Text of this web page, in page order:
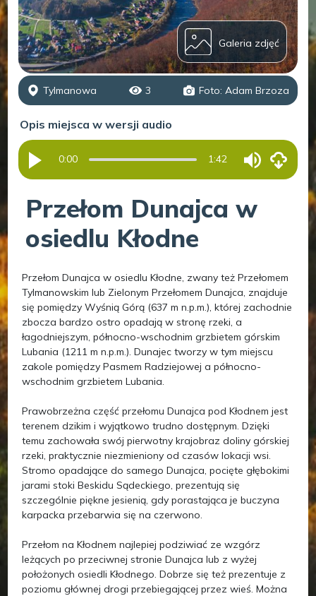
Galeria zdjęć
Tylmanowa 3 Foto: Adam Brzoza
Opis miejsca w wersji audio
0:00 1:42
Przełom Dunajca w
osiedlu Kłodne
Przełom Dunajca w osiedlu Kłodne, zwany też Przełomem
Tylmanowskim lub Zielonym Przełomem Dunajca, znajduje
się pomiędzy Wyśnią Górą (637 m n.p.m.), której zachodnie
zbocza bardzo ostro opadają w stronę rzeki, a
łagodniejszym, północno-wschodnim grzbietem górskim
Lubania (1211 m n.p.m.). Dunajec tworzy w tym miejscu
zakole pomiędzy Pasmem Radziejowej a północno-
wschodnim grzbietem Lubania.
Prawobrzeżna część przełomu Dunajca pod Kłodnem jest
terenem dzikim i wyjątkowo trudno dostępnym. Dzięki
temu zachowała swój pierwotny krajobraz doliny górskiej
rzeki, praktycznie niezmieniony od czasów lokacji wsi.
Stromo opadające do samego Dunajca, pocięte głębokimi
jarami stoki Beskidu Sądeckiego, prezentują się
szczególnie piękne jesienią, gdy porastająca je buczyna
karpacka przebarwia się na czerwono.
Przełom na Kłodnem najlepiej podziwiać ze wzgórz
leżących po przeciwnej stronie Dunajca lub z wyżej
położonych osiedli Kłodnego. Dobrze się też prezentuje z
poziomu głównej drogi przebiegającej przez wieś. Można